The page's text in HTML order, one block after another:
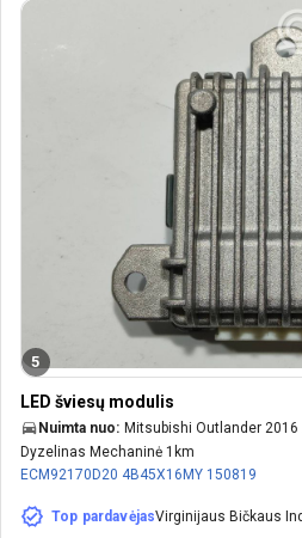
5
LED šviesų modulis
Nuimta nuo: Mitsubishi Outlander
Dyzelinas Mechaninė 1km
ECM92170D20 4B45X16MY 150819
Top pardavėjasVirginijaus Bičkaus